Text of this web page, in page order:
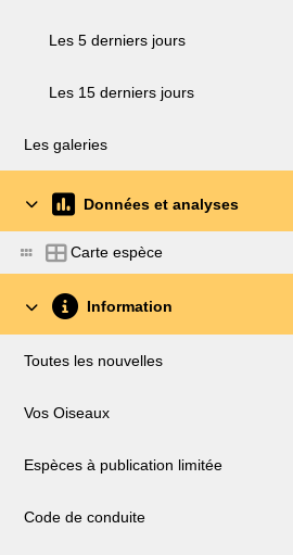
Les 5 derniers jours
Les 15 derniers jours
Les galeries
Données et analyses
Carte espèce
Information
Toutes les nouvelles
Vos Oiseaux
Espèces à publication limitée
Code de conduite